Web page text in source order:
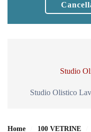
Studio
Studio Olistico
Home 100 VETRINE